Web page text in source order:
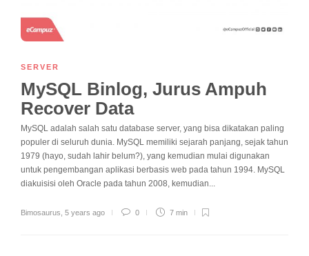
SERVER
MySQL Binlog, Jurus Ampuh
Recover Data
MySQL adalah salah satu database server, yang bisa dikatakan paling
populer di seluruh dunia. MySQL memiliki sejarah panjang, sejak tahun
1979 (hayo, sudah lahir belum?), yang kemudian mulai digunakan
untuk pengembangan aplikasi berbasis web pada tahun 1994. MySQL
diakuisisi oleh Oracle pada tahun 2008, kemudian...
Bimosaurus 5 years ago 0 7 min